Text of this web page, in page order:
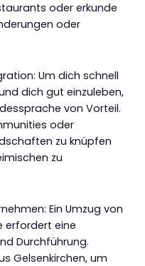
oder erkunde
oder
Um dich schnell
dich gut einzuleben,
von Vorteil.
oder
zu knüpfen
zu
Ein Umzug von
erfordert eine
Durchführung.
Gelsenkirchen, um